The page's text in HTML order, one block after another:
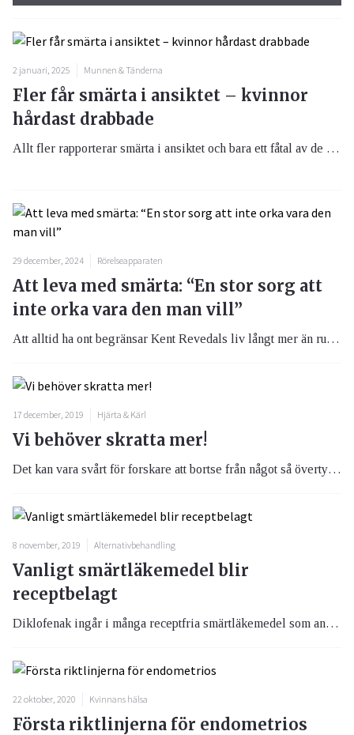
2 januari, 2025 Munnen & Tänderna
Fler får smärta i ansiktet – kvinnor
hårdast drabbade
Allt fler rapporterar smärta i ansiktet och bara ett fåtal av de drabbade tillfrisknar helt från sina besvär. Det är främst kvinnor som drabbas av smärtan, och klyftan mellan könen verkar öka.
29 december, 2024 Rörelseapparaten
Att leva med smärta: “En stor sorg att
inte orka vara den man vill”
Att alltid ha ont begränsar Kent Revedals liv långt mer än rullstolen gör. I en tuff situation har Kent valt att, även om det funnits mörka stunder, inte bli ett offer för den ständiga smärtan. Istället har han hittat sätt att öka sin livsglädje och även hjälpa andra i samma situation. Samtidigt är han kritisk mot svårigheterna att komma till en smärtmottagning.
17 december, 2019 Hjärta & Kärl
Vi behöver skratta mer!
Det kan vara svårt för forskare att bortse från något så övertygande som skrattet. Ser man till forskning inom området tyder det på att skrattet har en positiv inverkan på bland annat välmående, förbränning och smärta.
8 november, 2019 Alternativbehandling
Vanligt smärtläkemedel blir
receptbelagt
Diklofenak ingår i många receptfria smärtläkemedel som används vid smärta, inflammation eller feber. En studie har visat att det finns risker för kroppen vid användandet av diklofenak och därför beslutar nu Läkemedelsverket att receptbelägga ämnet i tablett- och kapselform.
22 oktober, 2020 Kvinnans hälsa
Första riktlinjerna för endometrios